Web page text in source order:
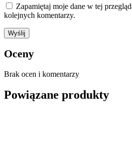
Zapamiętaj moje dane w tej
kolejnych komentarzy.
Oceny
Brak ocen i komentarzy
Powiązane produkty